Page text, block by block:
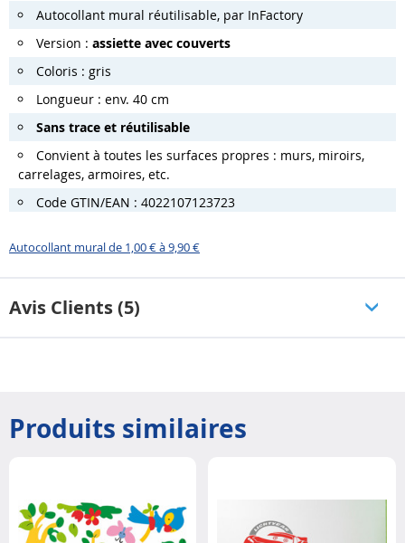
Autocollant mural réutilisable, par InFactory
Version : assiette avec couverts
Coloris : gris
Longueur : env. 40 cm
Sans trace et réutilisable
Convient à toutes les surfaces propres : murs, miroirs,
carrelages, armoires, etc.
Code GTIN/EAN : 4022107123723
Autocollant mural de 1,00 € à 9,90 €
Avis Clients (5)
Produits similaires